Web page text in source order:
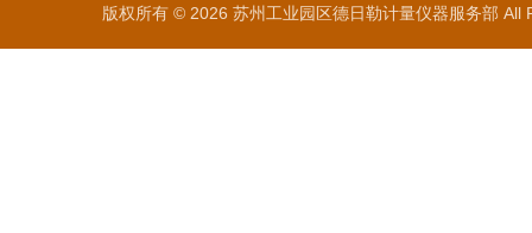
版权所有 © 2026 苏州工业园区德日勒计量仪器服务部